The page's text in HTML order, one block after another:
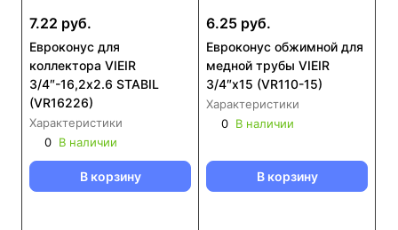
7.22 руб.
Евроконус для
коллектора VIEIR
3/4″-16,2х2.6 STABIL
(VR16226)
Характеристики
0 В наличии
В корзину
6.25 руб.
Евроконус обжимной для
медной трубы VIEIR
3/4″x15 (VR110-15)
Характеристики
0 В наличии
В корзину